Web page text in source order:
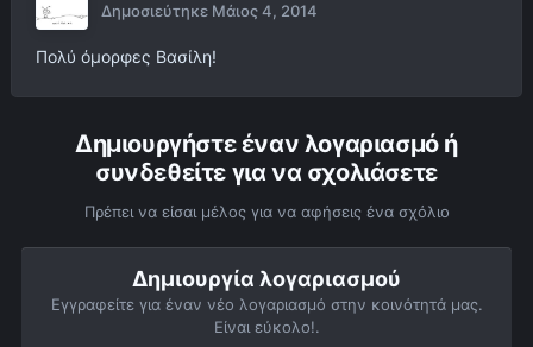
Δημοσιεύτηκε Μάιος 4, 2014
Πολύ όμορφες Βασίλη!
Δημιουργήστε έναν λογαριασμό ή
συνδεθείτε για να σχολιάσετε
Πρέπει να είσαι μέλος για να αφήσεις ένα σχόλιο
Δημιουργία λογαριασμού
Εγγραφείτε για έναν νέο λογαριασμό στην κοινότητά μας.
Είναι εύκολο!.